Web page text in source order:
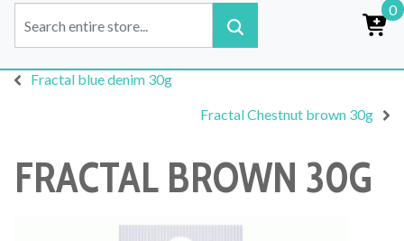
0
Fractal blue denim 30g
Fractal Chestnut brown 30g
FRACTAL BROWN 30G